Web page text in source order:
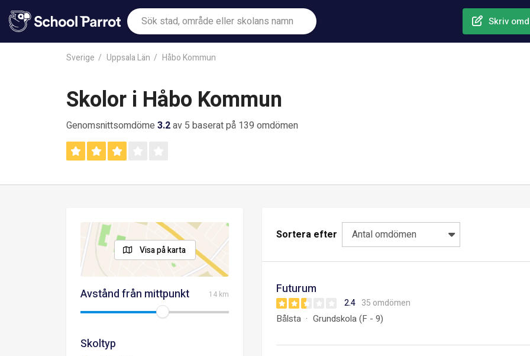
Skriv
Sverige Uppsala Län Håbo Kommun
Skolor i Håbo Kommun
Genomsnittsomdöme 3.2av 5 baserat på 139 omdömen
Visa på karta
Avstånd från mittpunkt 14 km
Skoltyp
Sortera efter Antal omdömen
Futurum
2.4 35 omdömen
Bålsta Grundskola (F - 9)